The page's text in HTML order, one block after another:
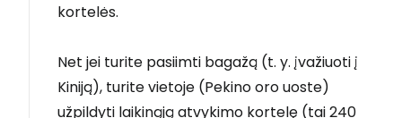
kortelės.
Net jei turite pasiimti bagažą (t. y. įvažiuoti į
Kiniją), turite vietoje (Pekino oro uoste)
užpildyti laikinąją atvykimo kortelę (tai 240